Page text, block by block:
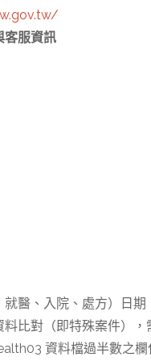
客服資訊
醫、入院、處方）日期
比對（即特殊案件）
資料檔過半數之欄